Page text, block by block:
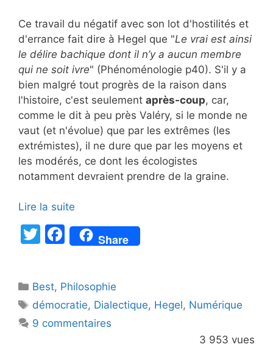
Ce travail du négatif avec son lot d'hostilités et
d'errance fait dire à Hegel que "Le vrai est ainsi
le délire bachique dont il n’y a aucun membre
qui ne soit ivre" (Phénoménologie p40). S'il y a
bien malgré tout progrès de la raison dans
l'histoire, c'est seulement après-coup, car,
comme le dit à peu près Valéry, si le monde ne
vaut (et n'évolue) que par les extrêmes (les
extrémistes), il ne dure que par les moyens et
les modérés, ce dont les écologistes
notamment devraient prendre de la graine.
Lire la suite
T
er
F
a
e
b
o
Share
Catégories
Best, Philosophie
Étiquettes
démocratie, Dialectique, Hegel, Numérique
9 commentaires
3 953 vues